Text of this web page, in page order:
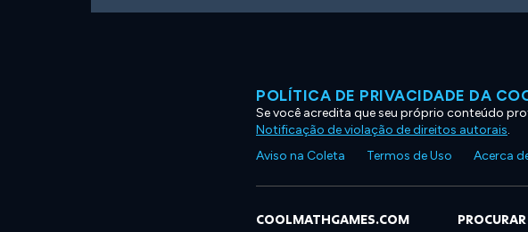
POLÍTICA DE PRIVACIDADE DA
Se você acredita que seu próprio conteúdo
Notificação de violação de direitos autorais.
Aviso na Coleta
Termos de Uso Acerca
COOLMATHGAMES.COM